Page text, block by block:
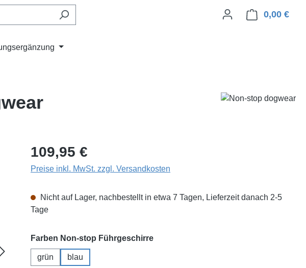
0,00 €
Regulärer Preis:
109,95 €
Preise inkl. MwSt. zzgl. Versandkosten
Nicht auf Lager, nachbestellt in etwa 7 Tagen, Lieferzeit danach 2-5
Tage
Farben Non-stop Führgeschirreauswählen
grün blau